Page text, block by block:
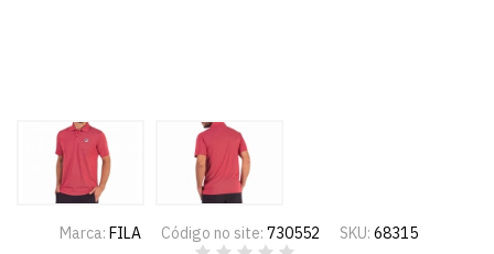
Marca: FILA Código no site: 730552 SKU: 68315